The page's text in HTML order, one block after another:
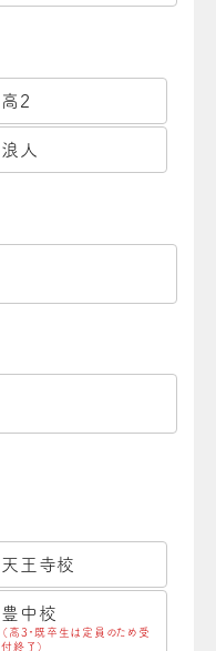
高2
浪人
天王寺校
豊中校
（高3・既卒生は定員のため受
付終了）